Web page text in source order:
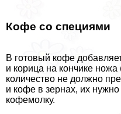
Кофе со специями
В готовый кофе
и корица на кончике
количество не должно
и кофе в зернах, их
кофемолку.